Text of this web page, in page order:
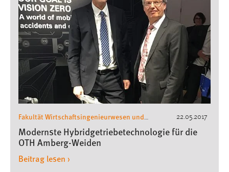
22.05.2017
Fakultät Wirtschaftsingenieurwesen und
Gesundheit
Wirtschaftsingenieurwesen
Modernste Hybridgetriebetechnologie für die
OTH Amberg-Weiden
Beitrag lesen ›